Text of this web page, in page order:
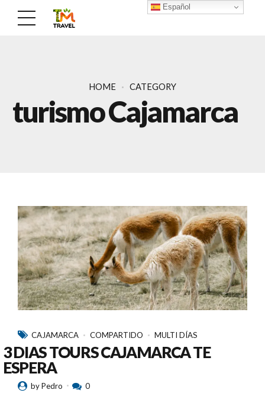
HOME CATEGORY
turismo Cajamarca
CAJAMARCA COMPARTIDO MULTI DÍAS
3 DIAS TOURS CAJAMARCA TE
ESPERA
by Pedro 0
Español